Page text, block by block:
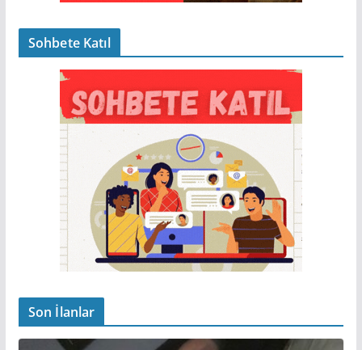
Sohbete Katıl
Son İlanlar